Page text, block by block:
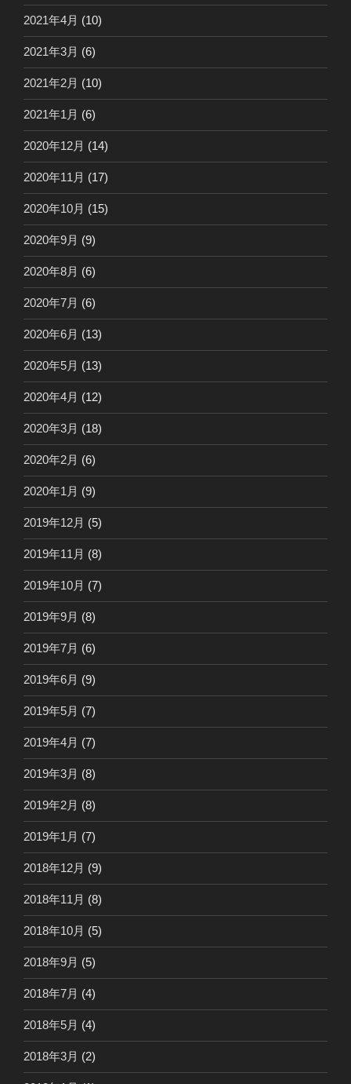
2021年4月 (10)
2021年3月 (6)
2021年2月 (10)
2021年1月 (6)
2020年12月 (14)
2020年11月 (17)
2020年10月 (15)
2020年9月 (9)
2020年8月 (6)
2020年7月 (6)
2020年6月 (13)
2020年5月 (13)
2020年4月 (12)
2020年3月 (18)
2020年2月 (6)
2020年1月 (9)
2019年12月 (5)
2019年11月 (8)
2019年10月 (7)
2019年9月 (8)
2019年7月 (6)
2019年6月 (9)
2019年5月 (7)
2019年4月 (7)
2019年3月 (8)
2019年2月 (8)
2019年1月 (7)
2018年12月 (9)
2018年11月 (8)
2018年10月 (5)
2018年9月 (5)
2018年7月 (4)
2018年5月 (4)
2018年3月 (2)